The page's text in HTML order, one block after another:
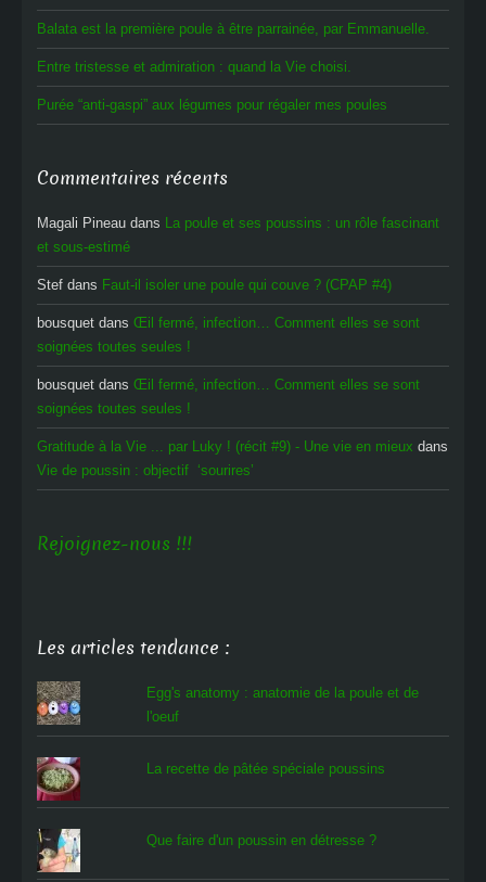
Balata est la première poule à être parrainée, par Emmanuelle.
Entre tristesse et admiration : quand la Vie choisi.
Purée “anti-gaspi” aux légumes pour régaler mes poules
Commentaires récents
Magali Pineau dans La poule et ses poussins : un rôle fascinant
et sous-estimé
Stef dans Faut-il isoler une poule qui couve ? (CPAP #4)
bousquet dans Œil fermé, infection… Comment elles se sont
soignées toutes seules !
bousquet dans Œil fermé, infection… Comment elles se sont
soignées toutes seules !
Gratitude à la Vie ... par Luky ! (récit #9) - Une vie en mieux dans
Vie de poussin : objectif ‘sourires’
Rejoignez-nous !!!
Les articles tendance :
Egg's anatomy : anatomie de la poule et de
l'oeuf
La recette de pâtée spéciale poussins
Que faire d'un poussin en détresse ?